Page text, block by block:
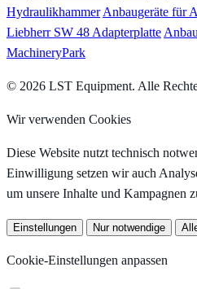
HydraulikhammerAnbaugeräte für
Liebherr SW 48 Adapterplatte
MachineryPark
© 2026 LST Equipment. Alle
Wir verwenden Cookies
Diese Website nutzt technisch
Einwilligung setzen wir auch
um unsere Inhalte und Kampagnen
Einstellungen Nur notwendige
Cookie-Einstellungen anpassen